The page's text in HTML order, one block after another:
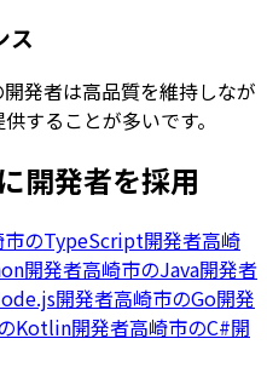
ス
発者は高品質を維持しなが
することが多いです。
開発者を採用
のTypeScript開発者高崎
開発者高崎市のJava開発者
開発者高崎市のGo開発
Kotlin開発者高崎市のC#開